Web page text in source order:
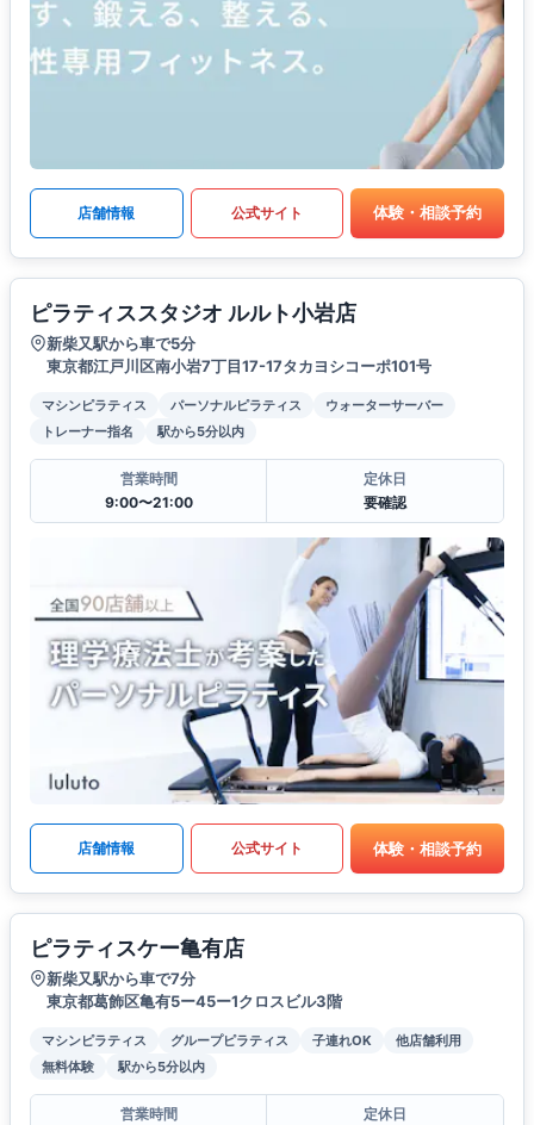
店舗情報 公式サイト 体験・相談予約
ピラティススタジオ ルルト小岩店
新柴又駅から車で5分
東京都江戸川区南小岩7丁目17-17タカヨシコーポ101号
マシンピラティス パーソナルピラティス
ウォーターサーバー
トレーナー指名
駅から5分以内
営業時間
9:00〜21:00
定休日
要確認
店舗情報 公式サイト 体験・相談予約
ピラティスケー亀有店
新柴又駅から車で7分
東京都葛飾区亀有5ー45ー1クロスビル3階
マシンピラティス グループピラティス 子連れOK
他店舗利用
無料体験
駅から5分以内
営業時間
定休日